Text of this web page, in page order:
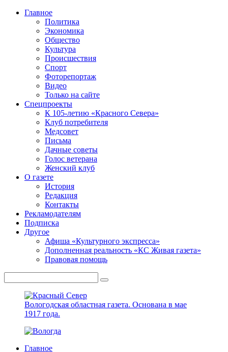
Главное
Политика
Экономика
Общество
Культура
Происшествия
Спорт
Фоторепортаж
Видео
Только на сайте
Спецпроекты
К 105-летию «Красного Севера»
Клуб потребителя
Медсовет
Письма
Дачные советы
Голос ветерана
Женский клуб
О газете
История
Редакция
Контакты
Рекламодателям
Подписка
Другое
Афиша «Культурного экспресса»
Дополненная реальность «КС Живая газета»
Правовая помощь
Вологодская областная газета. Основана в мае
1917 года.
Главное